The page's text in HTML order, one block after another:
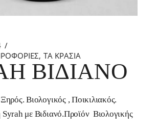
ΤΑ ΚΡΑΣΙΑ
ΒΙΔΙΑΝΌ
Βιολογικός , Ποικιλιακός.
με Βιδιανό.Προϊόν Βιολογικής